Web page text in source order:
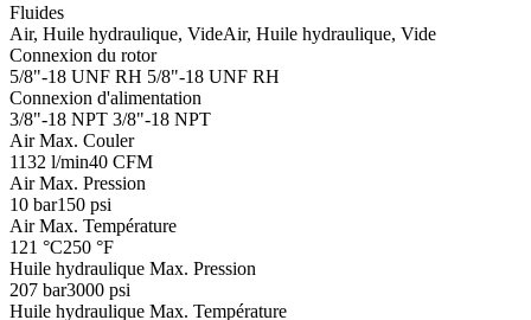
Fluides
Air, Huile hydraulique, VideAir, Huile hydraulique, Vide
Connexion du rotor
5/8"-18 UNF RH 5/8"-18 UNF RH
Connexion d'alimentation
3/8"-18 NPT 3/8"-18 NPT
Air Max. Couler
1132 l/min40 CFM
Air Max. Pression
10 bar150 psi
Air Max. Température
121 °C250 °F
Huile hydraulique Max. Pression
207 bar3000 psi
Huile hydraulique Max. Température